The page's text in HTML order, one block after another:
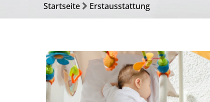
Startseite Erstausstattung